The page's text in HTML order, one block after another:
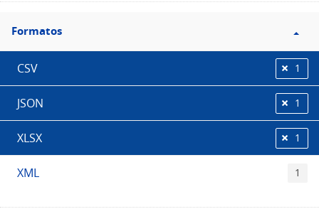
Filtro
Formatos
Formatos
CSV 1
JSON 1
XLSX 1
XML 1